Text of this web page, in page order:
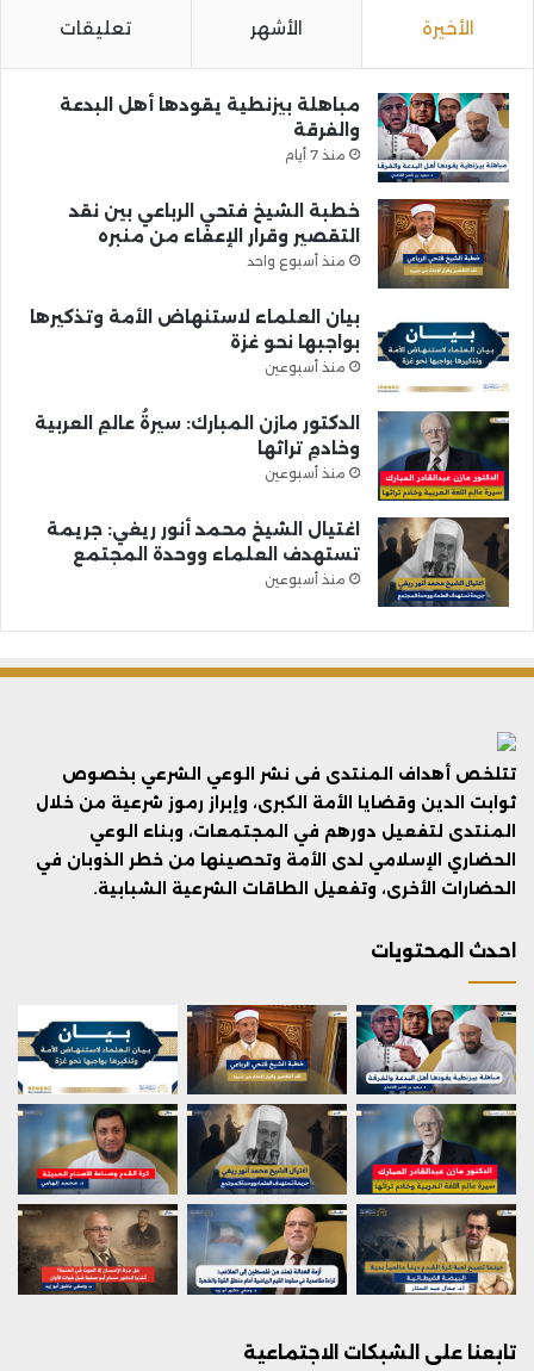
الأخيرة الأشهر تعليقات
مباهلة بيزنطية يقودها أهل البدعة
والفرقة
منذ 7 أيام
خطبة الشيخ فتحي الرباعي بين نقد
التقصير وقرار الإعفاء من منبره
منذ أسبوع واحد
بيان العلماء لاستنهاض الأمة وتذكيرها
بواجبها نحو غزة
منذ أسبوعين
الدكتور مازن المبارك: سيرةُ عالمِ العربية
وخادمِ تراثها
منذ أسبوعين
اغتيال الشيخ محمد أنور ريغي: جريمة
تستهدف العلماء ووحدة المجتمع
منذ أسبوعين
تتلخص أهداف المنتدى فى نشر الوعي الشرعي بخصوص
ثوابت الدين وقضايا الأمة الكبرى، وإبراز رموز شرعية من خلال
المنتدى لتفعيل دورهم في المجتمعات، وبناء الوعي
الحضاري الإسلامي لدى الأمة وتحصينها من خطر الذوبان في
الحضارات الأخرى، وتفعيل الطاقات الشرعية الشبابية.
احدث المحتويات
تابعنا على الشبكات الاجتماعية